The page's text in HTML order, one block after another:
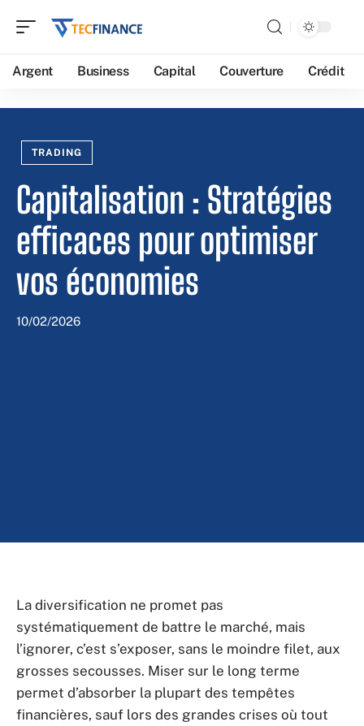
Argent Business Capital Couverture Crédit
TRADING
Capitalisation : Stratégies
efficaces pour optimiser
vos économies
10/02/2026
La diversification ne promet pas
systématiquement de battre le marché, mais
l’ignorer, c’est s’exposer, sans le moindre filet, aux
grosses secousses. Miser sur le long terme
permet d’absorber la plupart des tempêtes
financières, sauf lors des grandes crises où tout